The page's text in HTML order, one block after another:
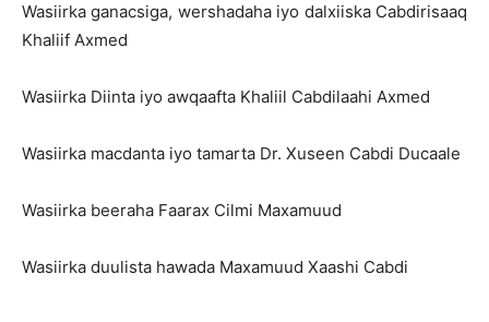
Wasiirka ganacsiga, wershadaha iyo dalxiiska Cabdirisaaq
Khaliif Axmed
Wasiirka Diinta iyo awqaafta Khaliil Cabdilaahi Axmed
Wasiirka macdanta iyo tamarta Dr. Xuseen Cabdi Ducaale
Wasiirka beeraha Faarax Cilmi Maxamuud
Wasiirka duulista hawada Maxamuud Xaashi Cabdi